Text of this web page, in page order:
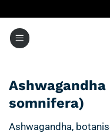
inhoud
somnifera)
Ashwagandha,